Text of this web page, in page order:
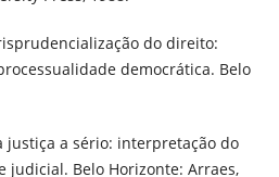
do direito:
democrática. Belo
justiça a sério: interpretação do
Belo Horizonte: Arraes,